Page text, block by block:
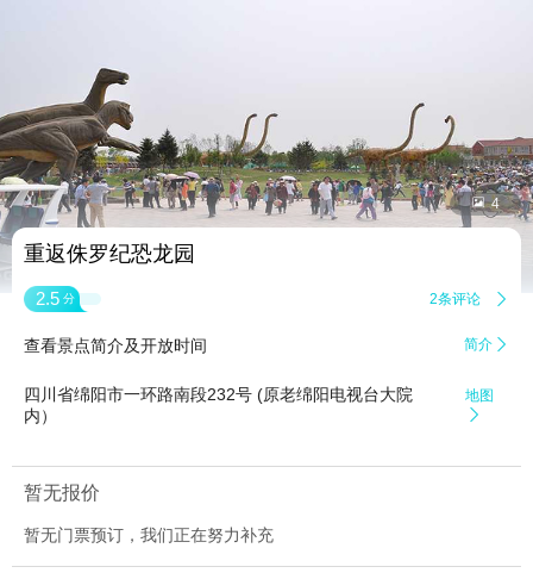
 4
重返侏罗纪恐龙园
2.5 分 2条评论 
查看景点简介及开放时间 简介 
四川省绵阳市一环路南段232号 (原老绵阳电视台大院
内）
地图

暂无报价
暂无门票预订，我们正在努力补充